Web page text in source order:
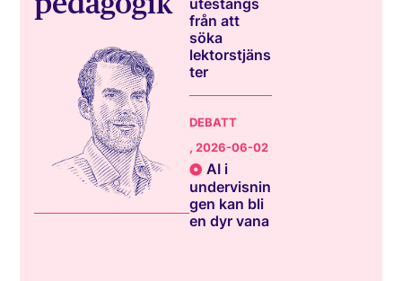
från att
söka
lektorstjäns
ter
DEBATT
, 2026-06-02
AI i
undervisnin
gen kan bli
en dyr vana